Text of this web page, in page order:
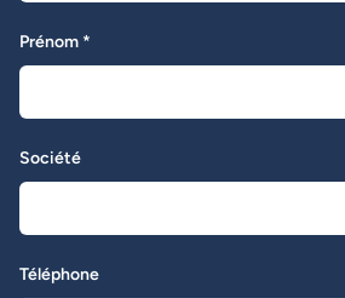
Prénom *
Société
Téléphone